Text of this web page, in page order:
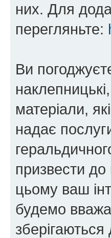
них. Для
перегляньте:
Ви
матеріали,
надає
призвести до
цьому ваш
будемо